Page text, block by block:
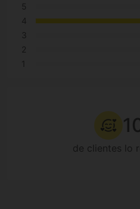
5
4
3
2
1
de clientes lo